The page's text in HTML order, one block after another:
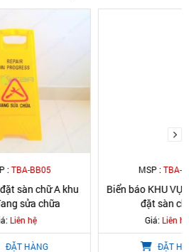
Biển báo KHU VỰC CẤM VÀO